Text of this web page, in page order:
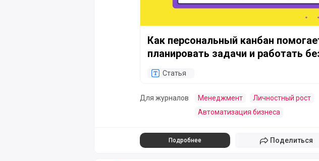
Как персональный канбан
планировать задачи и работать
Статья
Для журналов Менеджмент
Личностный рост
Автоматизация бизнеса
Подробнее Поделиться